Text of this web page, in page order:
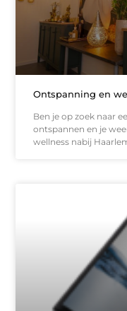
Ontspanning en
Ben je op zoek naar
ontspannen en je
wellness nabij